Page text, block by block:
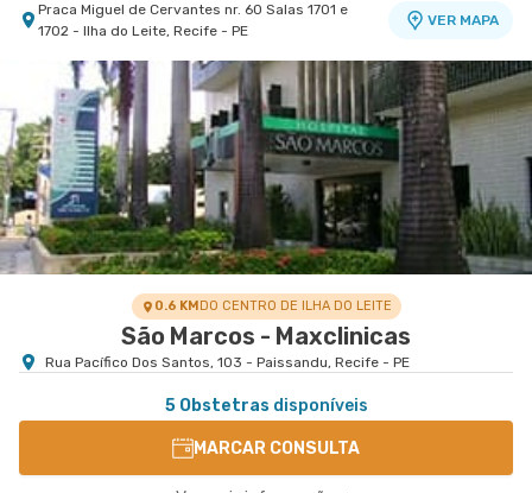
Praca Miguel de Cervantes nr. 60 Salas 1701 e
1702 - Ilha do Leite, Recife - PE
VER MAPA
0.6 KMDO CENTRO DE ILHA DO LEITE
São Marcos - Maxclinicas
Rua Pacífico Dos Santos, 103 - Paissandu, Recife - PE
5 Obstetras disponíveis
MARCAR CONSULTA